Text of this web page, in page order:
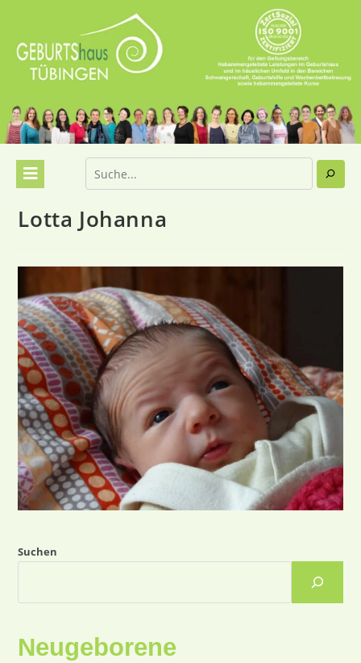
Lotta Johanna
Suchen
Neugeborene